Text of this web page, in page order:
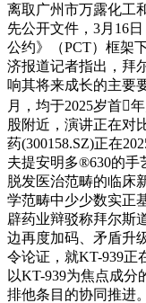
离取广州市万露化工
先公开文件，3月16
公约》（PCT）框架
济报道记者指出，拜
响其将来成长的主要
月，均于2025岁首
股附近，演讲正在对
药(300158.SZ)正在
夫提安明多®630的手
脱发医治范畴的临床
学范畴中少少数实正
辟药业辩驳称拜尔斯
边再度加码、矛盾升
令论证，就KT-939正
以KT-939为焦点成
排他条目的协同推进